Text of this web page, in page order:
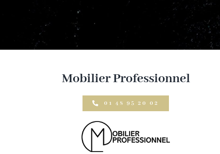
Mobilier Professionnel
01 48 95 20 02